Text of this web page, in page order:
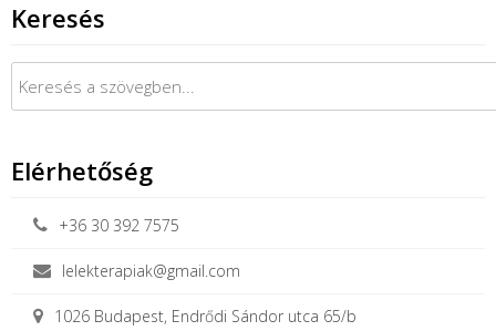
Keresés
Keresés:
Elérhetőség
+36 30 392 7575
lelekterapiak@gmail.com
1026 Budapest, Endrődi Sándor utca 65/b